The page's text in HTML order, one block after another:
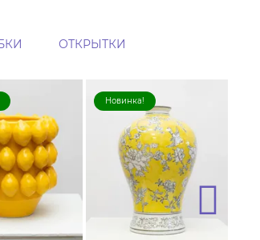
ОТКРЫТКИ
Новинка!